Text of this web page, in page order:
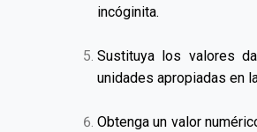
incóginita.
Sustituya los valores
unidades apropiadas en
Obtenga un valor